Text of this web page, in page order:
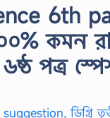
6th
কমন
৬ষ্ঠ পত্র